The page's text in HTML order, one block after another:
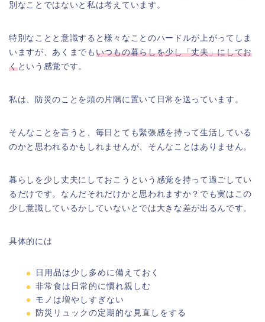
別なことではないと私は考えています。
特別なことと意識すると様々なことのハードルが上がってしま
いますが、あくまでも いつもの暮らしを少し「丈夫」にしてお
くという感覚です。
私は、防災のことを頭の片隅に置いて日常を送っています。
そんなことを言うと、毎日とても緊張感を持って生活している
のかと思われるかもしれませんが、そんなことはありません。
暮らしを少し丈夫にしておこうという感覚を持って過ごしてい
るだけです。なんだそれだけかと思われますか？でも実はこの
少し意識しているかしていないとでは大きな差が出るんです。
具体的には
日用品は少し多めに備えておく
非常食は日常的に慣れ親しむ
モノは増やしすぎない
防災リュックの定期的な見直しをする